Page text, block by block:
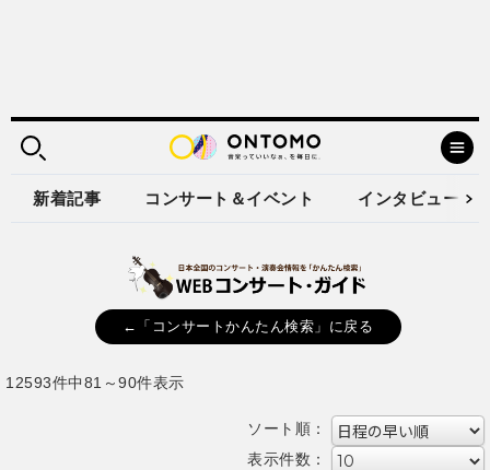
新着記事 コンサート＆イベント インタビュー
←「コンサートかんたん検索」に戻る
12593件中81～90件表示
ソート順：
表示件数：